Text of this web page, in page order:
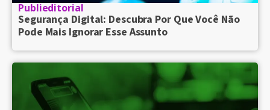
Publieditorial
Segurança Digital: Descubra Por Que Você Não
Pode Mais Ignorar Esse Assunto